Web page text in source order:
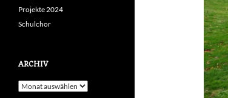
Projekte 2024
Schulchor
ARCHIV
Archiv